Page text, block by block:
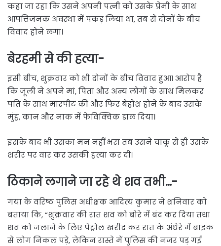
कहा जा रहा कि उसने अपनी पत्नी को उसके प्रेमी के साथ
आपत्तिजनक अवस्था में पकड़ लिया था, तब से दोनों के बीच
विवाद होने लगा।
बेरहमी से की हत्या-
इसी बीच, शुक्रवार को भी दोनों के बीच विवाद हुआ। आरोप है
कि जूली ने अपने मां, पिता और अन्य लोगों के साथ मिलकर
पति के साथ मारपीट की और फिर बेहोश होने के बाद उसके
मुंह, कान और नाक में फेविक्विक डाल दिया।
इसके बाद भी उसका मन नहीं भरा तब उसने चाकू से ही उसके
शरीर पर वार कर उसकी हत्या कर दी।
ठिकाने लगाने जा रहे थे शव तभी…-
गया के वरिष्ठ पुलिस अधीक्षक आदित्य कुमार ने शनिवार को
बताया कि, “शुक्रवार की रात शव को बोरे में बंद कर दिया तथा
शव को जलाने के लिए पेट्रोल खरीद कर रात के अंधेरे में बाइक
से लोग निकल पड़े, लेकिन रास्ते में पुलिस की नजर पड़ गई